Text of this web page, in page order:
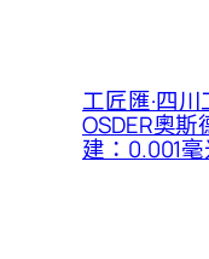
工匠匯·四
OSDER奧
建：0.001